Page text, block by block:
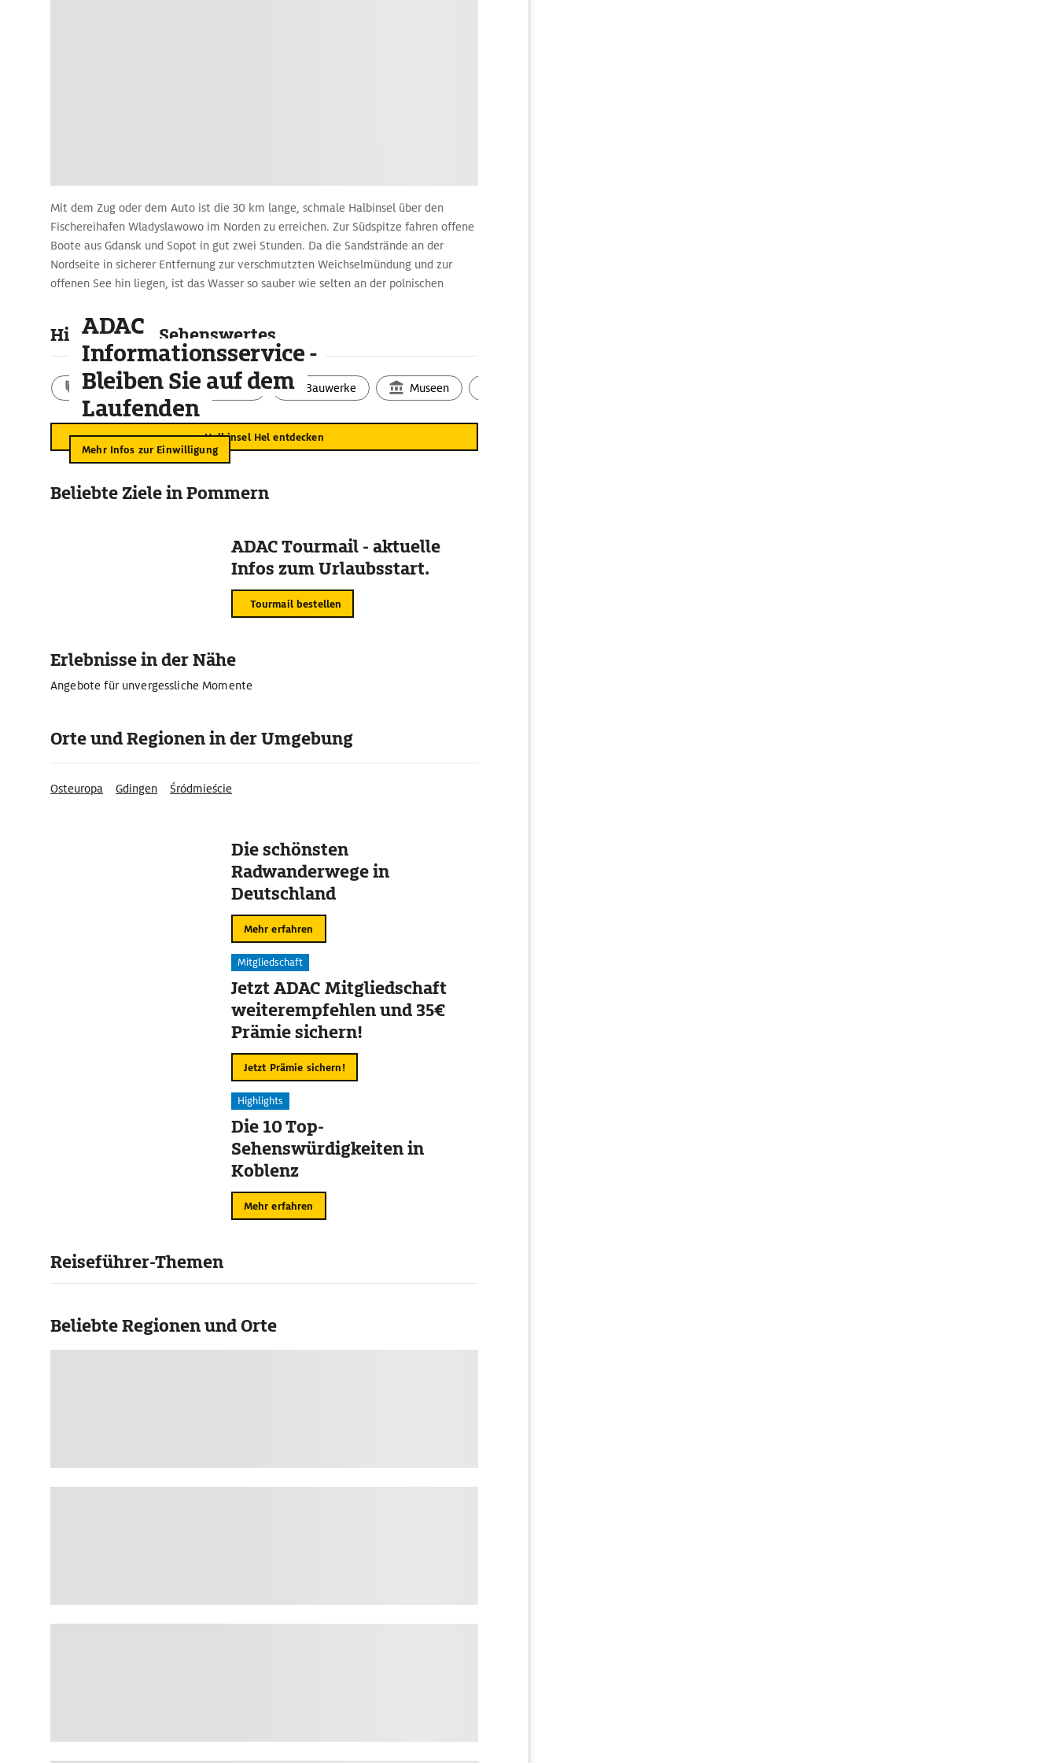
Mit dem Zug oder dem Auto ist die 30 km lange, schmale Halbinsel über den
Fischereihafen Wladyslawowo im Norden zu erreichen. Zur Südspitze fahren offene
Boote aus Gdansk und Sopot in gut zwei Stunden. Da die Sandstrände an der
Nordseite in sicherer Entfernung zur verschmutzten Weichselmündung und zur
offenen See hin liegen, ist das Wasser so sauber wie selten an der polnischen
Highlights & Sehenswertes
Aktivitäten Landschaft Bauwerke Museen
Halbinsel Hel entdecken
ADAC
Informationsservice -
Bleiben Sie auf dem
Laufenden
Mehr Infos zur Einwilligung
Beliebte Ziele in Pommern
ADAC Tourmail - aktuelle
Infos zum Urlaubsstart.
Tourmail bestellen
Erlebnisse in der Nähe
Angebote für unvergessliche Momente
Orte und Regionen in der Umgebung
Osteuropa Gdingen Śródmieście
Die schönsten
Radwanderwege in
Deutschland
Mehr erfahren
Mitgliedschaft
Jetzt ADAC Mitgliedschaft
weiterempfehlen und 35€
Prämie sichern!
Jetzt Prämie sichern!
Highlights
Die 10 Top-
Sehenswürdigkeiten in
Koblenz
Mehr erfahren
Reiseführer-Themen
Beliebte Regionen und Orte